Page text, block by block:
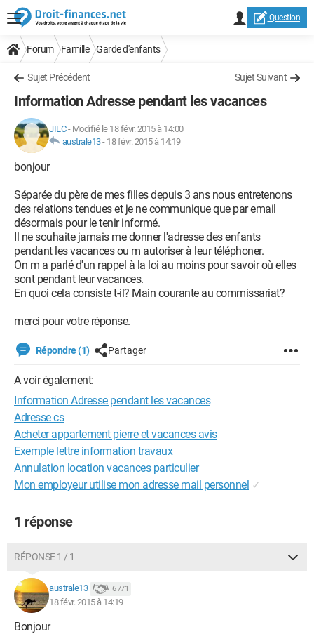
Question
Forum Famille Garde d'enfants
Sujet Précédent Sujet Suivant
Information Adresse pendant les vacances
JILC- Modifié le 18 févr. 2015 à 14:00
australe13- 18 févr. 2015 à 14:19
bonjour
Séparée du père de mes filles depuis 3 ans nous entretenons
des relations tendues et je ne communique que par email
désormais pour le tenir informé.
Il ne souhaite jamais me donner l'adresse des enfants
pendant les vacances ou m autoriser à leur téléphoner.
On m a parlé d'un rappel à la loi au moins pour savoir où elles
sont pendant leur vacances.
En quoi cela consiste t-il? Main courante au commissariat?
merci pour votre réponse.
Répondre (1) Partager
A voir également:
Information Adresse pendant les vacances
Adresse cs
Acheter appartement pierre et vacances avis
Exemple lettre information travaux
Annulation location vacances particulier
Mon employeur utilise mon adresse mail personnel ✓
1 réponse
RÉPONSE 1 / 1
australe13 6 771
18 févr. 2015 à 14:19
Bonjour